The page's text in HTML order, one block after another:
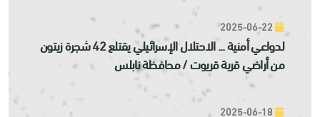
لدواعي أمنية ... الاحتلال الإسرائيلي يقتلع 42 شجرة زيتون
من أراضي قرية قريوت / محافظة نابلس